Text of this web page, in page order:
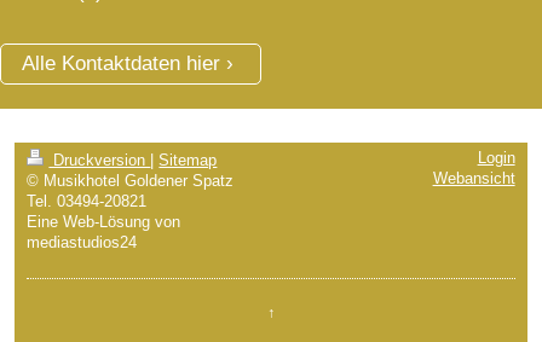
Alle Kontaktdaten hier
Druckversion
Sitemap
© Musikhotel Goldener Spatz
Tel. 03494-20821
Eine Web-Lösung von
mediastudios24
Login
Webansicht
↑